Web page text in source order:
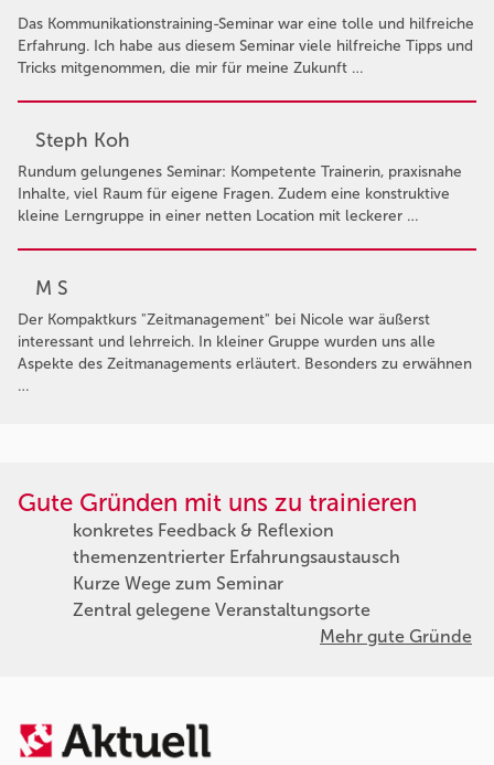
Das Kommunikationstraining-Seminar war eine tolle und hilfreiche
Erfahrung. Ich habe aus diesem Seminar viele hilfreiche Tipps und
Tricks mitgenommen, die mir für meine Zukunft …
Steph Koh
Rundum gelungenes Seminar: Kompetente Trainerin, praxisnahe
Inhalte, viel Raum für eigene Fragen. Zudem eine konstruktive
kleine Lerngruppe in einer netten Location mit leckerer …
M S
Der Kompaktkurs "Zeitmanagement" bei Nicole war äußerst
interessant und lehrreich. In kleiner Gruppe wurden uns alle
Aspekte des Zeitmanagements erläutert. Besonders zu erwähnen
…
Gute Gründen mit uns zu trainieren
konkretes Feedback & Reflexion
themenzentrierter Erfahrungsaustausch
Kurze Wege zum Seminar
Zentral gelegene Veranstaltungsorte
Mehr gute Gründe